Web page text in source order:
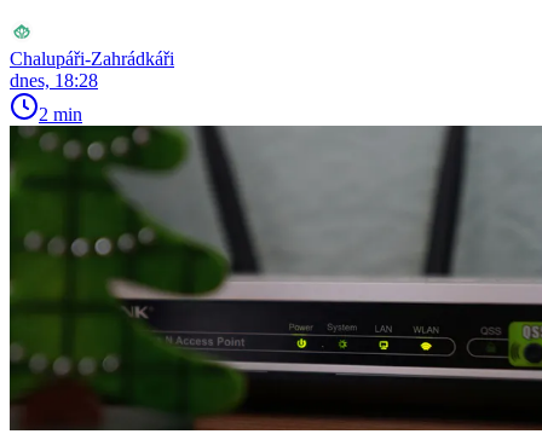
Chalupáři-Zahrádkáři
dnes, 18:28
2 min